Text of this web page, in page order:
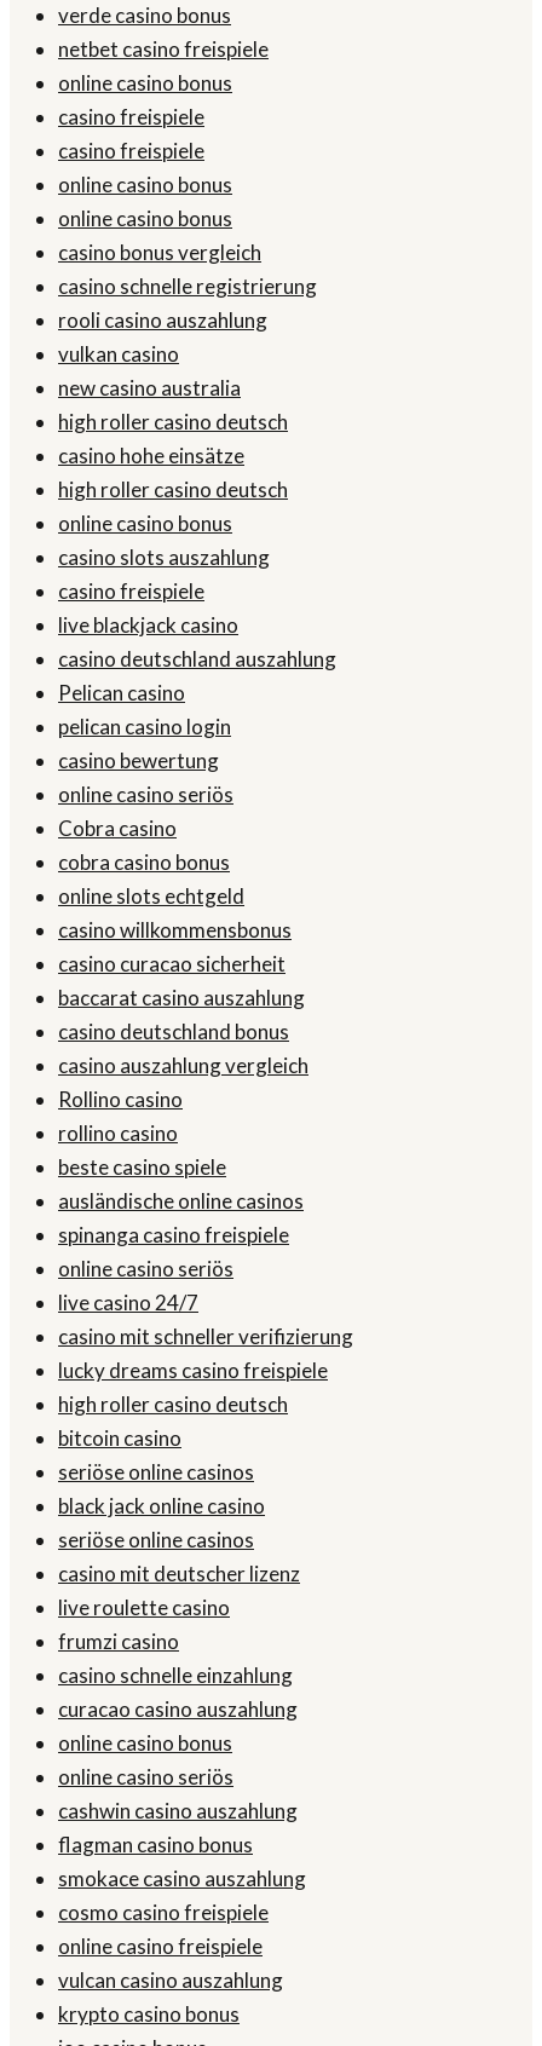
verde casino bonus
netbet casino freispiele
online casino bonus
casino freispiele
casino freispiele
online casino bonus
online casino bonus
casino bonus vergleich
casino schnelle registrierung
rooli casino auszahlung
vulkan casino
new casino australia
high roller casino deutsch
casino hohe einsätze
high roller casino deutsch
online casino bonus
casino slots auszahlung
casino freispiele
live blackjack casino
casino deutschland auszahlung
Pelican casino
pelican casino login
casino bewertung
online casino seriös
Cobra casino
cobra casino bonus
online slots echtgeld
casino willkommensbonus
casino curacao sicherheit
baccarat casino auszahlung
casino deutschland bonus
casino auszahlung vergleich
Rollino casino
rollino casino
beste casino spiele
ausländische online casinos
spinanga casino freispiele
online casino seriös
live casino 24/7
casino mit schneller verifizierung
lucky dreams casino freispiele
high roller casino deutsch
bitcoin casino
seriöse online casinos
black jack online casino
seriöse online casinos
casino mit deutscher lizenz
live roulette casino
frumzi casino
casino schnelle einzahlung
curacao casino auszahlung
online casino bonus
online casino seriös
cashwin casino auszahlung
flagman casino bonus
smokace casino auszahlung
cosmo casino freispiele
online casino freispiele
vulcan casino auszahlung
krypto casino bonus